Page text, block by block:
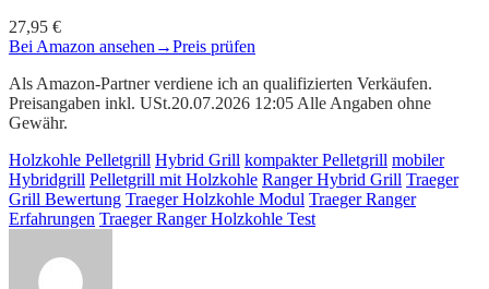
27,95 €
Bei Amazon ansehen →Preis prüfen
Als Amazon-Partner verdiene ich an qualifizierten Verkäufen.
Preisangaben inkl. USt.20.07.2026 12:05 Alle Angaben ohne
Gewähr.
Holzkohle Pelletgrill Hybrid Grill kompakter Pelletgrill mobiler
Hybridgrill Pelletgrill mit Holzkohle Ranger Hybrid Grill Traeger
Grill Bewertung Traeger Holzkohle Modul Traeger Ranger
Erfahrungen Traeger Ranger Holzkohle Test